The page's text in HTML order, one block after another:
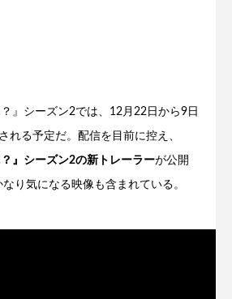
』シーズン2では、12月22日から9日
れる予定だ。配信を目前に控え、
』シーズン2の新トレーラーが公開
り気になる映像も含まれている。